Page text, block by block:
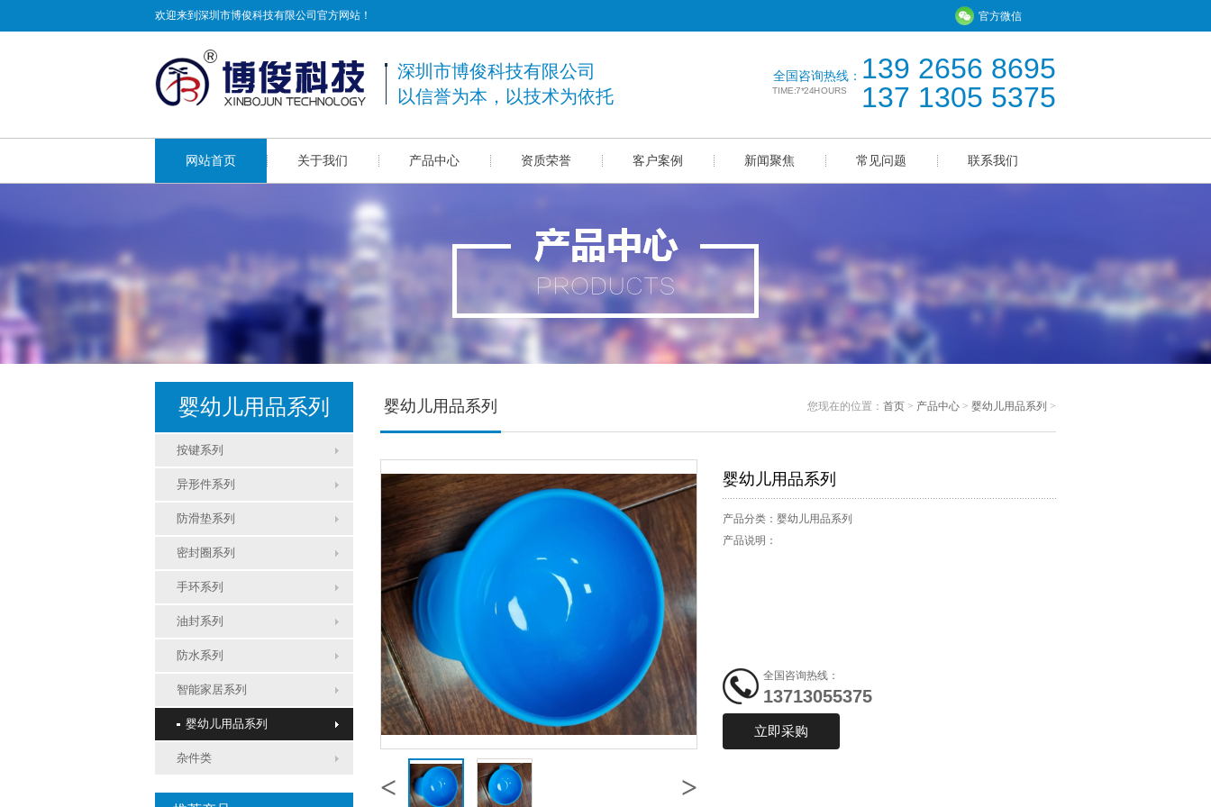
欢迎来到深圳市博俊科技有限公司官方网站！ 官方微信
深圳市博俊科技有限公司
以信誉为本，以技术为依托
全国咨询热线：
TIME:7*24HOURS
139 2656 8695
137 1305 5375
网站首页 关于我们 产品中心 资质荣誉 客户案例 新闻聚焦 常见问题 联系我们
婴幼儿用品系列
按键系列
异形件系列
防滑垫系列
密封圈系列
手环系列
油封系列
防水系列
智能家居系列
婴幼儿用品系列
杂件类
婴幼儿用品系列 您现在的位置： 首页 > 产品中心 > 婴幼儿用品系列 >
< >
婴幼儿用品系列
产品分类： 婴幼儿用品系列
产品说明：
全国咨询热线：
13713055375
立即采购